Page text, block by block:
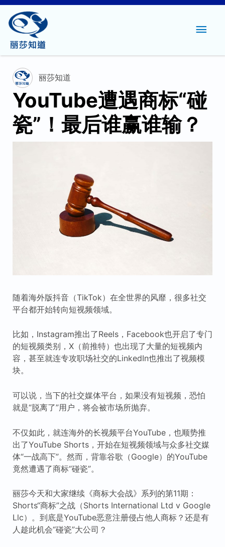
主
菜
丽莎知道
YouTube遭遇商标“碰
瓷”！最后谁赢谁输？
随着海外版抖音（TikTok）在全世界的风靡，很多社交
平台都开始转向短视频领域。
比如，Instagram推出了Reels，Facebook也开启了专门
的短视频类别，X（前推特）也出现了大量的短视频内
容，甚至就连专攻职场社交的LinkedIn也推出了视频模
块。
可以说，当下的社交媒体平台，如果没有短视频，恐怕
就是“脱离了”用户，将会被市场所抛弃。
不仅如此，就连海外的长视频平台YouTube，也顺势推
出了YouTube Shorts，开始在短视频领域与众多社交媒
体“一战高下”。然而，背靠谷歌（Google）的YouTube
竟然遭遇了商标“碰瓷”。
丽莎今天和大家继续《商标大会战》系列的第11期：
Shorts“商标”之战（Shorts International Ltd v Google
Llc）。到底是YouTube恶意注册侵占他人商标？还是有
人趁此机会“碰瓷”大公司？